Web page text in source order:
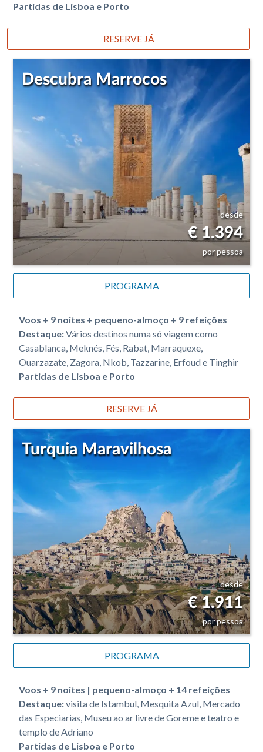
Partidas de Lisboa e Porto
RESERVE JÁ
Descubra Marrocos
desde
€ 1.394
por pessoa
PROGRAMA
Voos + 9 noites + pequeno-almoço + 9 refeições
Destaque:Vários destinos numa só viagem como
Casablanca, Meknés, Fés, Rabat, Marraquexe,
Ouarzazate, Zagora, Nkob, Tazzarine, Erfoud e Tinghir
Partidas de Lisboa e Porto
RESERVE JÁ
Turquia Maravilhosa
desde
€ 1.911
por pessoa
PROGRAMA
Voos + 9 noites | pequeno-almoço + 14 refeições
Destaque:visita de Istambul, Mesquita Azul, Mercado
das Especiarias, Museu ao ar livre de Goreme e teatro e
templo de Adriano
Partidas de Lisboa e Porto